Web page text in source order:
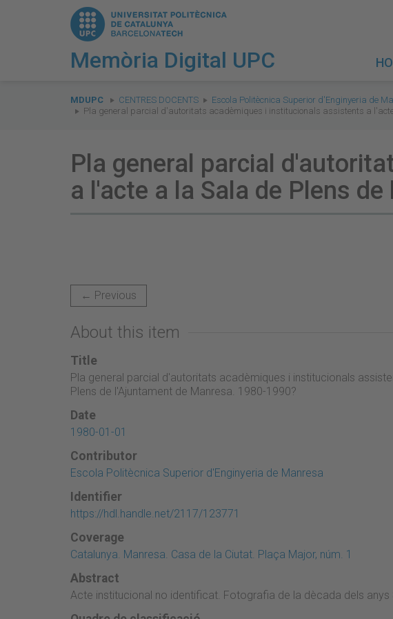
Memòria Digital UPC
are
here:
MDUPC CENTRES DOCENTS Escola Politècnica Superior d'Enginyeria de
Pla general parcial d'autoritats acadèmiques i institucionals assistents a
Pla general parcial
a l'acte a la Sala de Plens
← Previous
About this item
Title
Pla general parcial d'autoritats acadèmiques i institucionals
Plens de l'Ajuntament de Manresa. 1980-1990?
Date
1980-01-01
Contributor
Escola Politècnica Superior d'Enginyeria de Manresa
Identifier
https://hdl.handle.net/2117/123771
Coverage
Catalunya. Manresa. Casa de la Ciutat. Plaça Major, núm. 1
Abstract
Acte institucional no identificat. Fotografia de la dècada dels anys